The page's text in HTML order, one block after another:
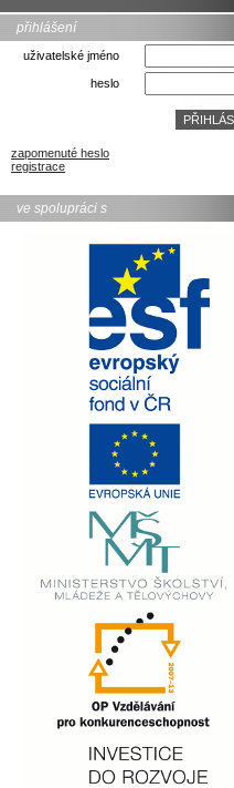
přihlášení
uživatelské jméno
heslo
zapomenuté heslo
registrace
ve spolupráci s